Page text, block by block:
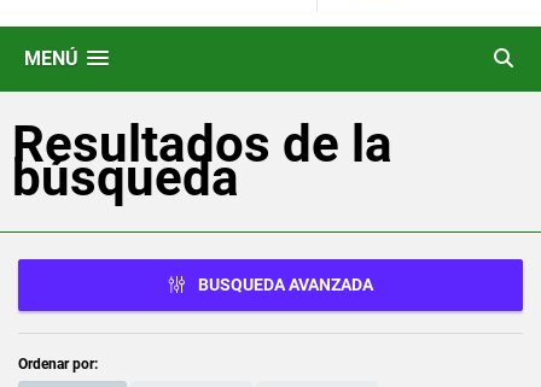
MENÚ
Resultados de la
búsqueda
BUSQUEDA AVANZADA
Ordenar por: